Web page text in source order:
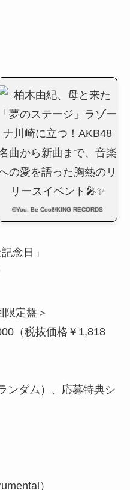
©You, Be Cool!/KING RECORDS
念日」
限定盤＞
（税抜価格￥1,818
ンダム）、応募特典シ
）